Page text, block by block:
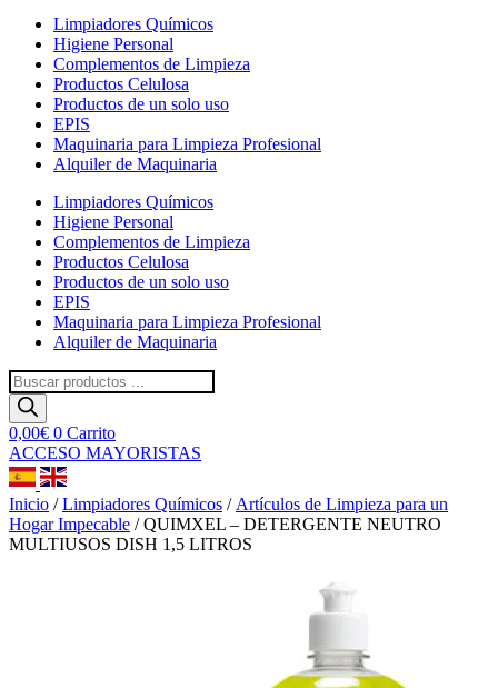
Limpiadores Químicos
Higiene Personal
Complementos de Limpieza
Productos Celulosa
Productos de un solo uso
EPIS
Maquinaria para Limpieza Profesional
Alquiler de Maquinaria
Limpiadores Químicos
Higiene Personal
Complementos de Limpieza
Productos Celulosa
Productos de un solo uso
EPIS
Maquinaria para Limpieza Profesional
Alquiler de Maquinaria
Búsqueda
de
productos
0,00€ 0 Carrito
ACCESO MAYORISTAS
Inicio /Limpiadores Químicos / Artículos de Limpieza para un
Hogar Impecable / QUIMXEL – DETERGENTE NEUTRO
MULTIUSOS DISH 1,5 LITROS